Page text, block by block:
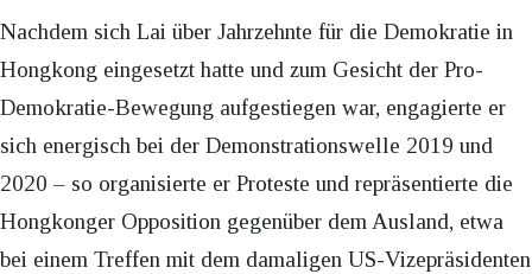
Nachdem sich Lai über Jahrzehnte für die Demokratie in
Hongkong eingesetzt hatte und zum Gesicht der Pro-
Demokratie-Bewegung aufgestiegen war, engagierte er
sich energisch bei der Demonstrationswelle 2019 und
2020 – so organisierte er Proteste und repräsentierte die
Hongkonger Opposition gegenüber dem Ausland, etwa
bei einem Treffen mit dem damaligen US-Vizepräsidenten